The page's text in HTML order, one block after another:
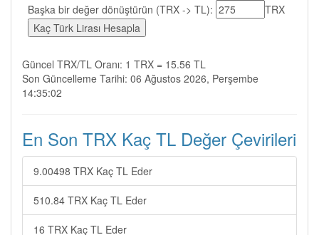
Başka bir değer dönüştürün (TRX -> TL):
TRX
Güncel TRX/TL Oranı: 1 TRX = 15.56 TL
Son Güncelleme Tarihi: 06 Ağustos 2026, Perşembe
14:35:02
En Son TRX Kaç TL Değer Çevirileri
9.00498 TRX Kaç TL Eder
510.84 TRX Kaç TL Eder
16 TRX Kaç TL Eder